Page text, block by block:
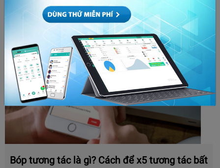
CHỦ ĐỀ HOT
Bóp tương tác là gì? Cách để x5 tương tác bất